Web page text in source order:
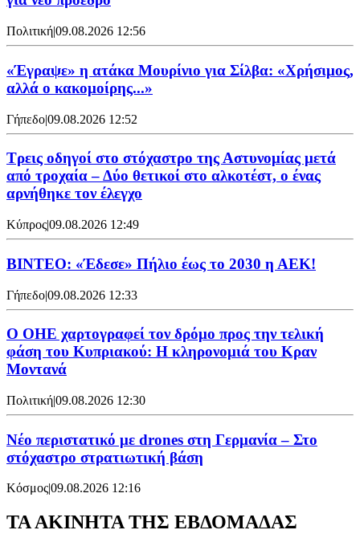
Πολιτική|09.08.2026 12:56
«Έγραψε» η ατάκα Μουρίνιο για Σίλβα: «Χρήσιμος,
αλλά ο κακομοίρης...»
Γήπεδο|09.08.2026 12:52
Τρεις οδηγοί στο στόχαστρο της Αστυνομίας μετά
από τροχαία – Δύο θετικοί στο αλκοτέστ, ο ένας
αρνήθηκε τον έλεγχο
Κύπρος|09.08.2026 12:49
ΒΙΝΤΕΟ: «Έδεσε» Πήλιο έως το 2030 η ΑΕΚ!
Γήπεδο|09.08.2026 12:33
Ο ΟΗΕ χαρτογραφεί τον δρόμο προς την τελική
φάση του Κυπριακού: Η κληρονομιά του Κραν
Μοντανά
Πολιτική|09.08.2026 12:30
Νέο περιστατικό με drones στη Γερμανία – Στο
στόχαστρο στρατιωτική βάση
Κόσμος|09.08.2026 12:16
ΤΑ ΑΚΙΝΗΤΑ ΤΗΣ ΕΒΔΟΜΑΔΑΣ